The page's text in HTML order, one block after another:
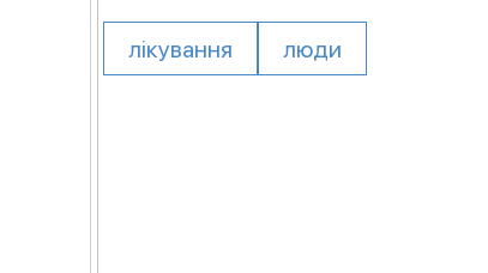
лікування люди